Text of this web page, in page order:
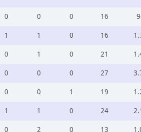
0 0 0 16
1 1 0 16
0 1 0 21
0 0 0 27
0 0 1 19
1 1 0 24
0 2 0 13